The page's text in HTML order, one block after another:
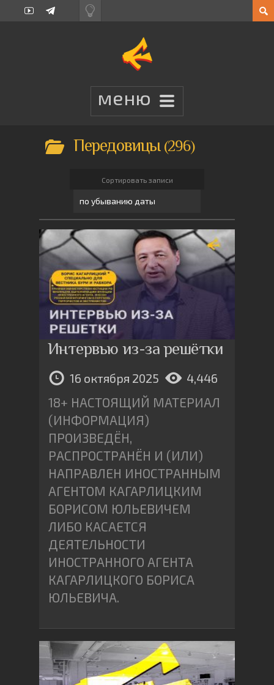
Передовицы 296
Сортировать записи
Интервью из-за решётки
16 октября 2025 4,446
18+ НАСТОЯЩИЙ МАТЕРИАЛ
(ИНФОРМАЦИЯ)
ПРОИЗВЕДËН,
РАСПРОСТРАНËН И (ИЛИ)
НАПРАВЛЕН ИНОСТРАННЫМ
АГЕНТОМ КАГАРЛИЦКИМ
БОРИСОМ ЮЛЬЕВИЧЕМ
ЛИБО КАСАЕТСЯ
ДЕЯТЕЛЬНОСТИ
ИНОСТРАННОГО АГЕНТА
КАГАРЛИЦКОГО БОРИСА
ЮЛЬЕВИЧА.